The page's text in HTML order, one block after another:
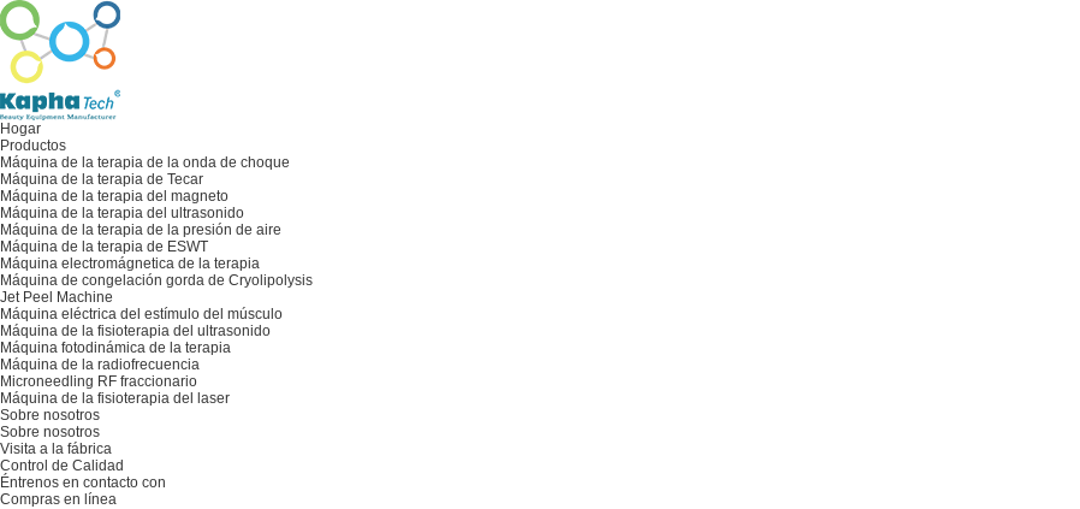
Hogar
Productos
Máquina de la terapia de la onda de choque
Máquina de la terapia de Tecar
Máquina de la terapia del magneto
Máquina de la terapia del ultrasonido
Máquina de la terapia de la presión de aire
Máquina de la terapia de ESWT
Máquina electromágnetica de la terapia
Máquina de congelación gorda de Cryolipolysis
Jet Peel Machine
Máquina eléctrica del estímulo del músculo
Máquina de la fisioterapia del ultrasonido
Máquina fotodinámica de la terapia
Máquina de la radiofrecuencia
Microneedling RF fraccionario
Máquina de la fisioterapia del laser
Sobre nosotros
Sobre nosotros
Visita a la fábrica
Control de Calidad
Éntrenos en contacto con
Compras en línea